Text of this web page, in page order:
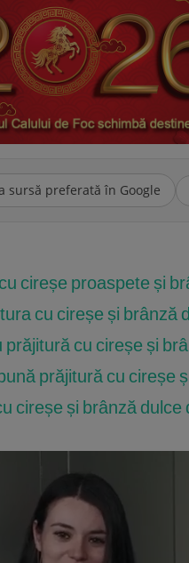
sursă preferată în Google
cireșe proaspete și
cu cireșe și brânză
cu cireșe și
prăjitură cu cireșe
cireșe și brânză dulce